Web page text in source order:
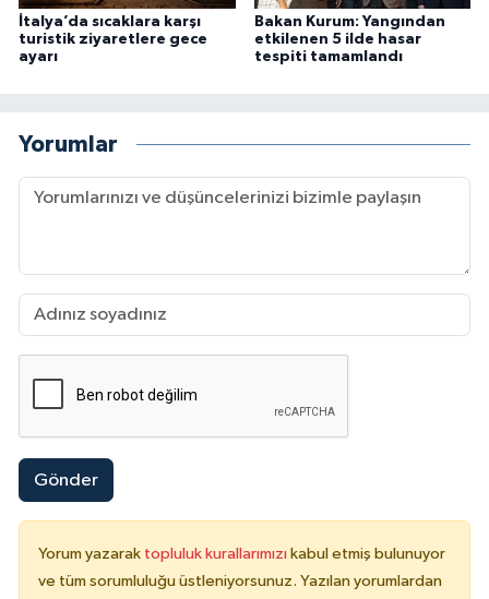
İtalya’da sıcaklara karşı
turistik ziyaretlere gece
ayarı
Bakan Kurum: Yangından
etkilenen 5 ilde hasar
tespiti tamamlandı
Yorumlar
Gönder
Yorum yazarak topluluk kurallarımızı kabul etmiş bulunuyor
ve tüm sorumluluğu üstleniyorsunuz. Yazılan yorumlardan